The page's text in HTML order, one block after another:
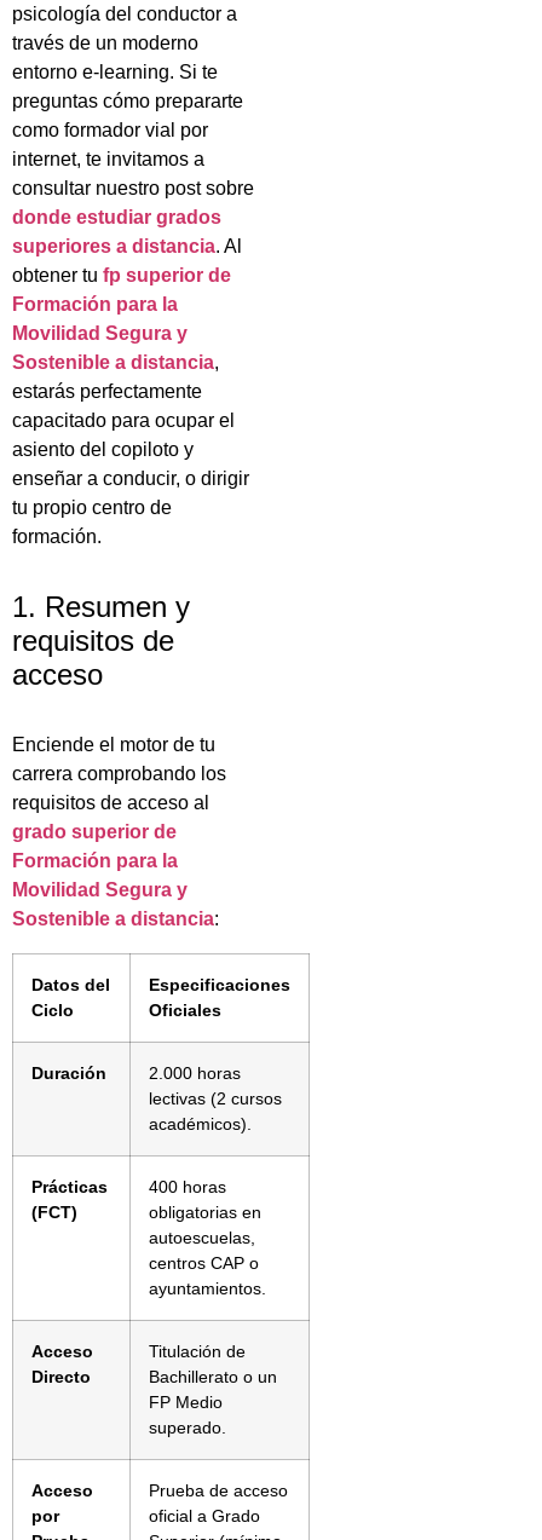
psicología del conductor a
través de un moderno
entorno e-learning. Si te
preguntas cómo prepararte
como formador vial por
internet, te invitamos a
consultar nuestro post sobre
donde estudiar grados
superiores a distancia. Al
obtener tu fp superior de
Formación para la
Movilidad Segura y
Sostenible a distancia,
estarás perfectamente
capacitado para ocupar el
asiento del copiloto y
enseñar a conducir, o dirigir
tu propio centro de
formación.
1. Resumen y
requisitos de
acceso
Enciende el motor de tu
carrera comprobando los
requisitos de acceso al
grado superior de
Formación para la
Movilidad Segura y
Sostenible a distancia:
Datos del
Ciclo
Especificaciones
Oficiales
Duración
2.000 horas
lectivas (2 cursos
académicos).
Prácticas
(FCT)
400 horas
obligatorias en
autoescuelas,
centros CAP o
ayuntamientos.
Acceso
Directo
Titulación de
Bachillerato o un
FP Medio
superado.
Acceso
por
Prueba de acceso
oficial a Grado